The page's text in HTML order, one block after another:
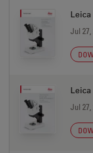
Jul 27,
Jul 27,